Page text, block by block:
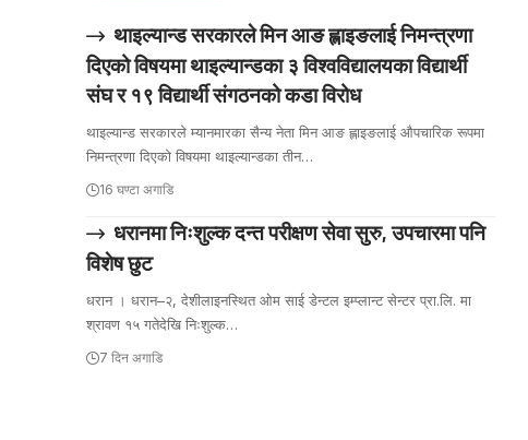
थाइल्यान्ड सरकारले मिन आङ ह्लाइङलाई निमन्त्रणा
दिएको विषयमा थाइल्यान्डका ३ विश्वविद्यालयका विद्यार्थी
संघ र १९ विद्यार्थी संगठनको कडा विरोध
थाइल्यान्ड सरकारले म्यानमारका सैन्य नेता मिन आङ ह्लाइङलाई औपचारिक रूपमा
निमन्त्रणा दिएको विषयमा थाइल्यान्डका तीन…
16 घण्टा अगाडि
धरानमा निःशुल्क दन्त परीक्षण सेवा सुरु, उपचारमा पनि
विशेष छुट
धरान । धरान–२, देशीलाइनस्थित ओम साई डेन्टल इम्प्लान्ट सेन्टर प्रा.लि. मा
श्रावण १५ गतेदेखि निःशुल्क…
7 दिन अगाडि